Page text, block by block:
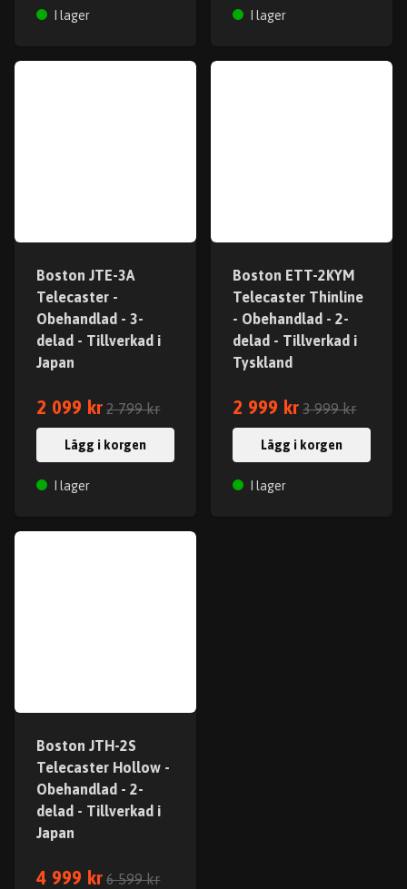
I lager I lager
Boston JTE-3A
Telecaster -
Obehandlad - 3-
delad - Tillverkad i
Japan
2 099 kr 2 799 kr
Lägg i korgen
I lager
Boston ETT-2KYM
Telecaster Thinline
- Obehandlad - 2-
delad - Tillverkad i
Tyskland
2 999 kr 3 999 kr
Lägg i korgen
I lager
Boston JTH-2S
Telecaster Hollow -
Obehandlad - 2-
delad - Tillverkad i
Japan
4 999 kr 6 599 kr